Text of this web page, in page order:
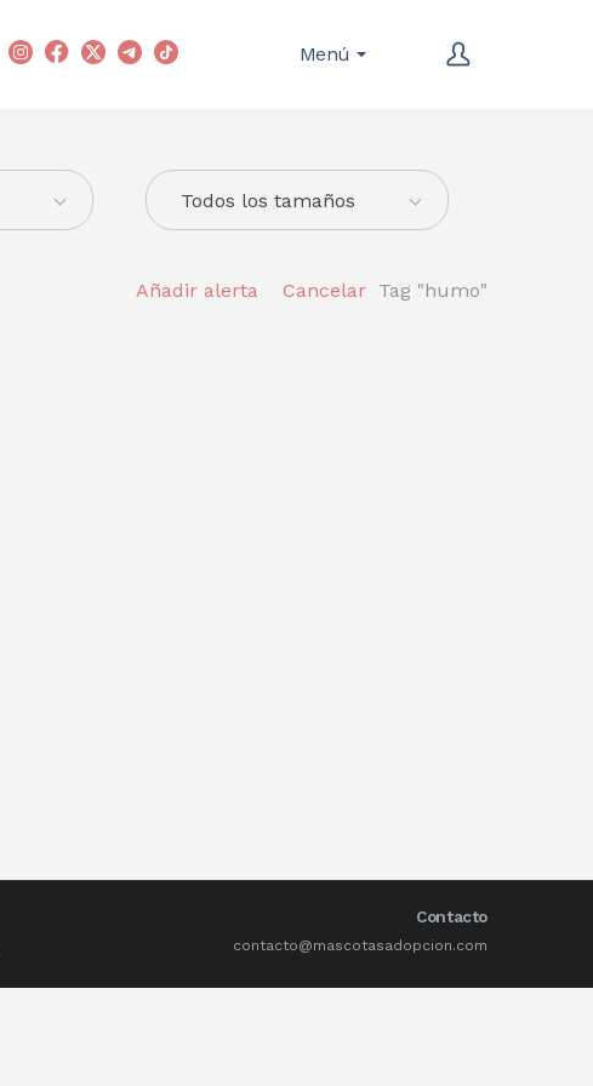
Menú
Todos los tamaños
Tag "humo"
Cancelar
Añadir alerta
Contacto
contacto@mascotasadopcion.com